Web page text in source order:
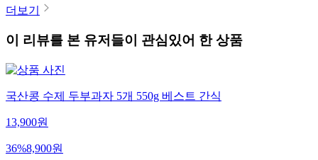
더보기
이 리뷰를 본 유저들이 관심있어 한 상품
국산콩 수제 두부과자 5개 550g 베스트 간식
13,900원
36%8,900원